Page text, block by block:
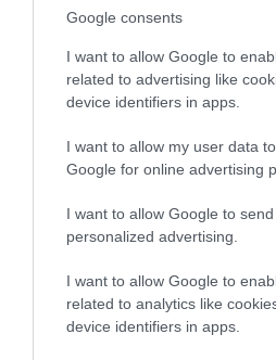
Google consents
I want to allow Google to
related to advertising like
device identifiers in apps.
I want to allow my user data
Google for online advertising
I want to allow Google to
personalized advertising.
I want to allow Google to
related to analytics like
device identifiers in apps.
STRANDOLÁS
Nem a medence a strand